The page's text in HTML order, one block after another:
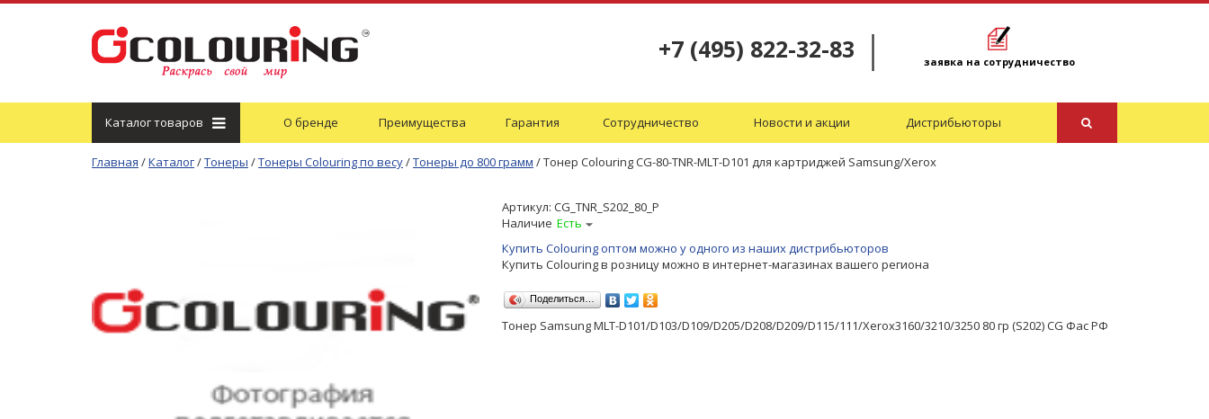
+7 (495) 822-32-83 заявка на сотрудничество
Каталогтоваров О бренде Преимущества Гарантия Сотрудничество Новости и акции Дистрибьюторы
Главная /Каталог/Тонеры /Тонеры Colouring по весу/Тонеры до 800 грамм /Тонер Colouring CG-80-TNR-MLT-D101 для картриджей Samsung/Xerox
Артикул: CG_TNR_S202_80_P
Наличие Есть
Купить Colouring оптом можно у одного из наших дистрибьюторов
Купить Colouring в розницу можно в интернет-магазинах вашего региона
Поделиться…
Тонер Samsung MLT-D101/D103/D109/D205/D208/D209/D115/111/Xerox3160/3210/3250 80 гр (S202) CG Фас РФ